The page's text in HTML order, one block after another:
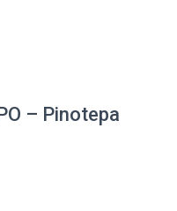
– Pinotepa